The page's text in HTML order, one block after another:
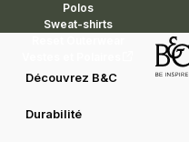
Polos
Sweat-shirts
Découvrez B&C
Durabilité